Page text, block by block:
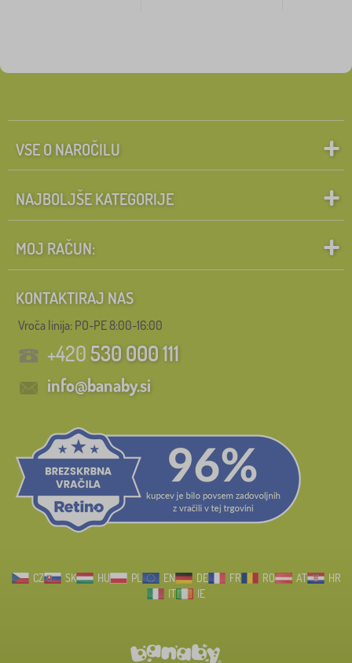
VSE O NAROČILU
NAJBOLJŠE KATEGORIJE
MOJ RAČUN:
KONTAKTIRAJ NAS
Vroča linija: PO-PE 8:00-16:00
+420530 000 111
info@banaby.si
CZ SK HU PL EN DE FR RO AT
HR
IT
IE